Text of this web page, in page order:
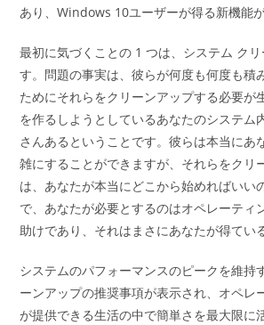
あり、Windows 10ユーザーが得る新機能
最初に気づくことの 1 つは、システム ク
す。問題の事実は、彼らが何度も何度も積
ためにそれらをクリーンアップする必要が
を作るしようとしているあなたのシステム
さんあるということです。彼らは本当にあ
雑にすることができますが、それらをクリ
は、あなたが本当にどこから始めればいい
で、あなたが必要とするのはオペレーティ
助けであり、それはまさにあなたが得てい
システムのパフォーマンスのピークを維持
ーンアップの推奨事項が表示され、オペレ
が提供できる生活の中で簡単さを最大限に